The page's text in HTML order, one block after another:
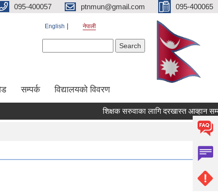
095-400057 ptnmun@gmail.com 095-400065
English नेपाली
सम्पर्क विद्यालयको विवरण
शिक्षक सरुवाका लागि दरखास्त आव्हान